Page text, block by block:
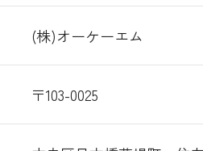
(株)オーケーエム
〒103-0025